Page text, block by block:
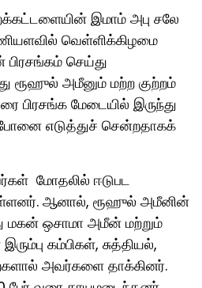
இமாம் அபு சலே
வெள்ளிக்கிழமை
பிரசங்கம் செய்து
ரூஹுல் அமீனும் மற்ற குற்றம்
பிரசங்க மேடையில் இருந்து
எடுத்துச் சென்றதாகக்
மோதலில் ஈடுபட
ஆனால், ரூஹுல் அமீனின்
மகன் ஒசாமா அமீன் மற்றும்
கம்பிகள், சுத்தியல்,
அவர்களை தாக்கினர்.